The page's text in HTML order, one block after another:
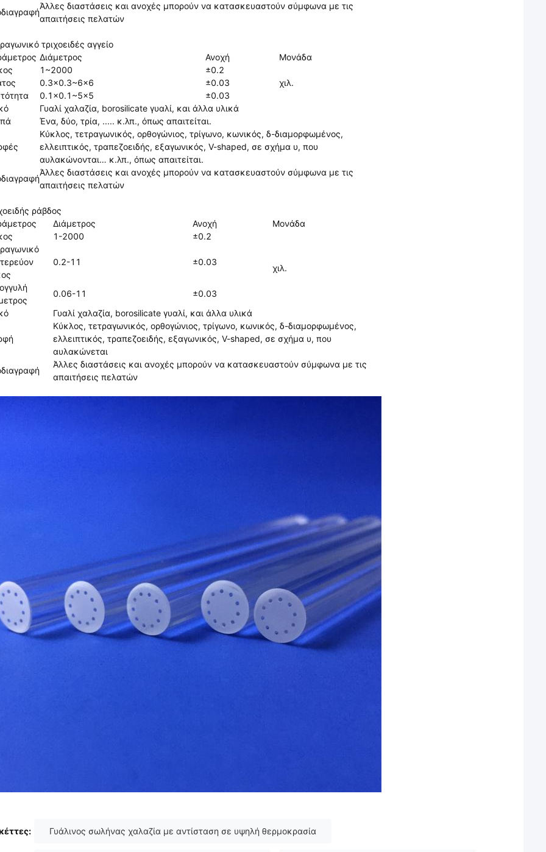
Άλλες διαστάσεις και ανοχές μπορούν να κατασκευαστούν σύμφωνα με τις
απαιτήσεις πελατών
τριχοειδές αγγείο
Διάμετρος Ανοχή
Μονάδα
1~2000
±0.2
χιλ.
0.3x0.3~6x6
±0.03
0.1x0.1~5x5
±0.03
Γυαλί χαλαζία, borosilicate γυαλί, και άλλα υλικά
Ένα, δύο, τρία, ..... κ.λπ., όπως απαιτείται.
Κύκλος, τετραγωνικός, ορθογώνιος, τρίγωνο, κωνικός, δ-διαμορφωμένος,
ελλειπτικός, τραπεζοειδής, εξαγωνικός, V-shaped, σε σχήμα υ, που
αυλακώνονται… κ.λπ., όπως απαιτείται.
Άλλες διαστάσεις και ανοχές μπορούν να κατασκευαστούν σύμφωνα με τις
απαιτήσεις πελατών
ράβδος
Διάμετρος Ανοχή
Μονάδα
1-2000 ±0.2
χιλ.
0.2-11 ±0.03
0.06-11
±0.03
Γυαλί χαλαζία, borosilicate γυαλί, και άλλα υλικά
Κύκλος, τετραγωνικός, ορθογώνιος, τρίγωνο, κωνικός, δ-διαμορφωμένος,
ελλειπτικός, τραπεζοειδής, εξαγωνικός, V-shaped, σε σχήμα υ, που
αυλακώνεται
Άλλες διαστάσεις και ανοχές μπορούν να κατασκευαστούν σύμφωνα με τις
απαιτήσεις πελατών
Γυάλινος σωλήνας χαλαζία με αντίσταση σε υψηλή θερμοκρασία